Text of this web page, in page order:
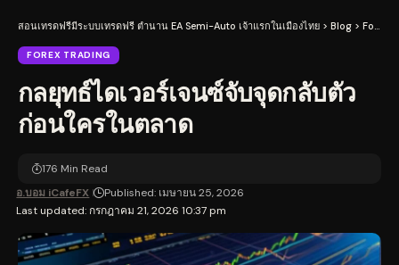
สอนเทรดฟรีมีระบบเทรดฟรี ตำนาน EA Semi-Auto เจ้าแรกในเมืองไทย > Blog > Forex Trading
FOREX TRADING
กลยุทธ์ไดเวอร์เจนซ์จับจุดกลับตัว
ก่อนใครในตลาด
Last updated: กรกฎาคม 21, 2026 10:37 pm
อ.บอม iCafeFX Published: เมษายน 25, 2026
176 Min Read